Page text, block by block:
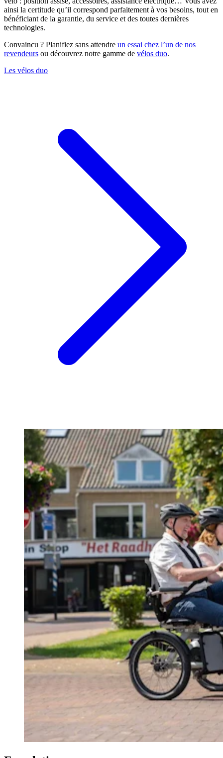
ainsi la certitude qu’il correspond parfaitement à vos besoins, tout en
bénéficiant de la garantie, du service et des toutes dernières
technologies.
Convaincu ? Planifiez sans attendre un essai chez l’un de nos
revendeurs ou découvrez notre gamme de vélos duo.
Les vélos duo